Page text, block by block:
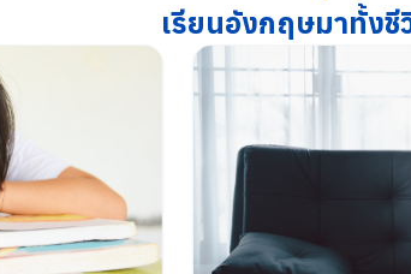
เรียนอังกฤษมาทั้งชี